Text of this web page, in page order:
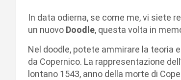
In data odierna, se come me, vi siete
un nuovo Doodle, questa volta in
Nel doodle, potete ammirare la teoria
da Copernico. La rappresentazione
lontano 1543, anno della morte di